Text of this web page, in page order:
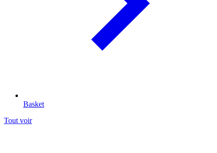
Basket
Tout voir